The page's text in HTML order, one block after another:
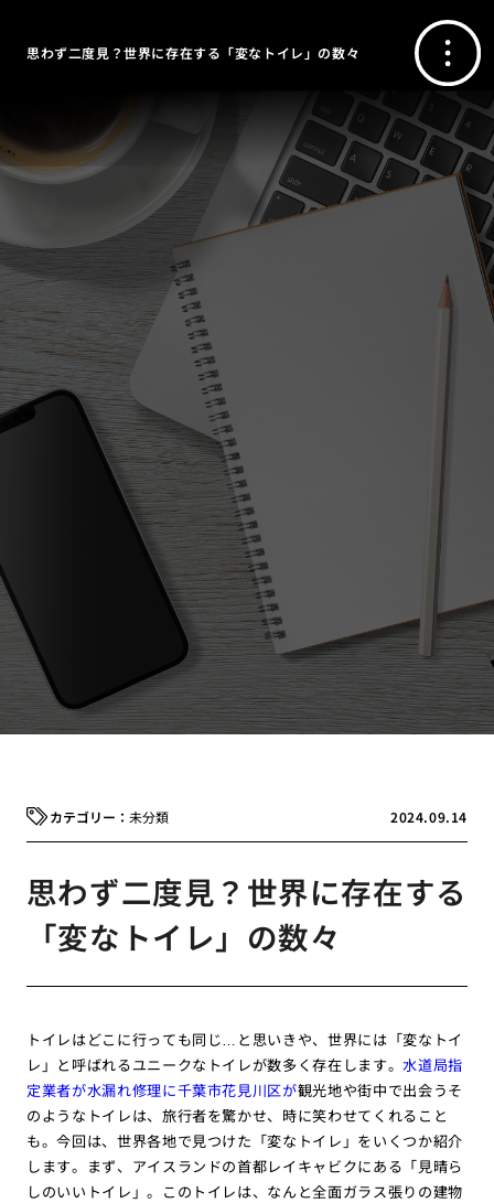
思わず二度見？世界に存在する「変なトイレ」の数々
2024.09.14
未分類
思わず二度見？世界に存在する
「変なトイレ」の数々
トイレはどこに行っても同じ…と思いきや、世界には「変なトイ
レ」と呼ばれるユニークなトイレが数多く存在します。水道局指
定業者が水漏れ修理に千葉市花見川区が観光地や街中で出会うそ
のようなトイレは、旅行者を驚かせ、時に笑わせてくれること
も。今回は、世界各地で見つけた「変なトイレ」をいくつか紹介
します。まず、アイスランドの首都レイキャビクにある「見晴ら
しのいいトイレ」。このトイレは、なんと全面ガラス張りの建物